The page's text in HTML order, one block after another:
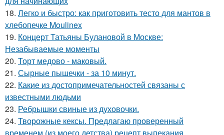
18. Легко и быстро: как приготовить тесто для мантов в
хлебопечке Moulinex
19. Концерт Татьяны Булановой в Москве:
Незабываемые моменты
20. Торт медово - маковый.
21. Сырные пышечки - за 10 минут.
22. Какие из достопримечательностей связаны с
известными людьми
23. Ребрышки свиные из духовочки.
24. Творожные кексы. Предлагаю проверенный